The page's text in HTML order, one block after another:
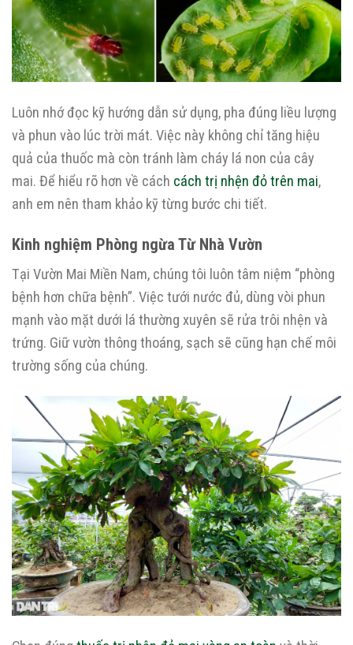
Luôn nhớ đọc kỹ hướng dẫn sử dụng, pha đúng liều lượng
và phun vào lúc trời mát. Việc này không chỉ tăng hiệu
quả của thuốc mà còn tránh làm cháy lá non của cây
mai. Để hiểu rõ hơn về cách cách trị nhện đỏ trên mai,
anh em nên tham khảo kỹ từng bước chi tiết.
Kinh nghiệm Phòng ngừa Từ Nhà Vườn
Tại Vườn Mai Miền Nam, chúng tôi luôn tâm niệm “phòng
bệnh hơn chữa bệnh”. Việc tưới nước đủ, dùng vòi phun
mạnh vào mặt dưới lá thường xuyên sẽ rửa trôi nhện và
trứng. Giữ vườn thông thoáng, sạch sẽ cũng hạn chế môi
trường sống của chúng.